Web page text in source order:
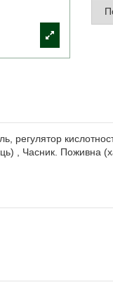
регулятор
, Часник. Поживна